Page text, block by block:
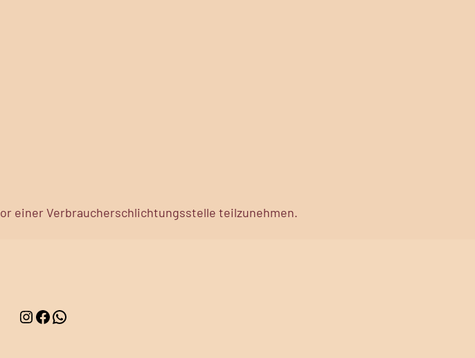
einer Verbraucherschlichtungsstelle teilzunehmen.